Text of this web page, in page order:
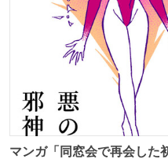
マンガ「同窓会で再会した